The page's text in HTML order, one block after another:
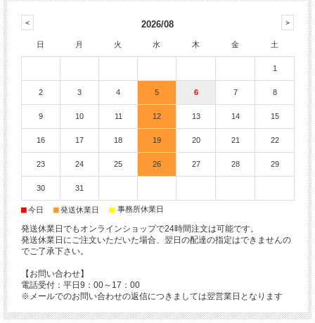
2026/08
日 月 火 水 木 金 土
1
2 3 4 5 6 7 8
9 10 11 12 13 14 15
16 17 18 19 20 21 22
23 24 25 26 27 28 29
30 31
■今日 ■発送休業日 ■ 事務所休業日
発送休業日でもオンラインショップで24時間注文は可能です。
発送休業日にご注文いただいた場合、翌日の配達の指定はできませんの
でご了承下さい。
【お問い合わせ】
電話受付：平日9：00～17：00
※メールでのお問い合わせの返信につきましては翌営業日となります